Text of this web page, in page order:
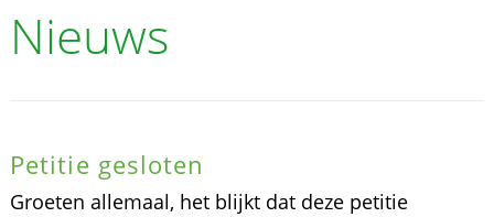
Nieuws
Petitie gesloten
Groeten allemaal, het blijkt dat deze petitie